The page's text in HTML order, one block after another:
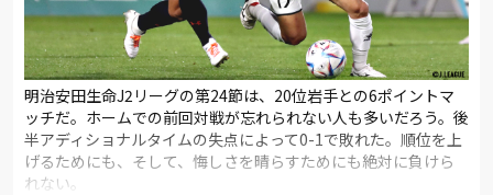
明治安田生命J2リーグの第24節は、20位岩手との6ポイントマ
ッチだ。ホームでの前回対戦が忘れられない人も多いだろう。後
半アディショナルタイムの失点によって0-1で敗れた。順位を上
げるためにも、そして、悔しさを晴らすためにも絶対に負けら
れない。